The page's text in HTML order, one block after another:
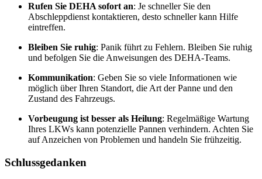
Rufen Sie DEHA sofort an: Je schneller Sie den
Abschleppdienst kontaktieren, desto schneller kann Hilfe
eintreffen.
Bleiben Sie ruhig: Panik führt zu Fehlern. Bleiben Sie ruhig
und befolgen Sie die Anweisungen des DEHA-Teams.
Kommunikation: Geben Sie so viele Informationen wie
möglich über Ihren Standort, die Art der Panne und den
Zustand des Fahrzeugs.
Vorbeugung ist besser als Heilung: Regelmäßige Wartung
Ihres LKWs kann potenzielle Pannen verhindern. Achten Sie
auf Anzeichen von Problemen und handeln Sie frühzeitig.
Schlussgedanken